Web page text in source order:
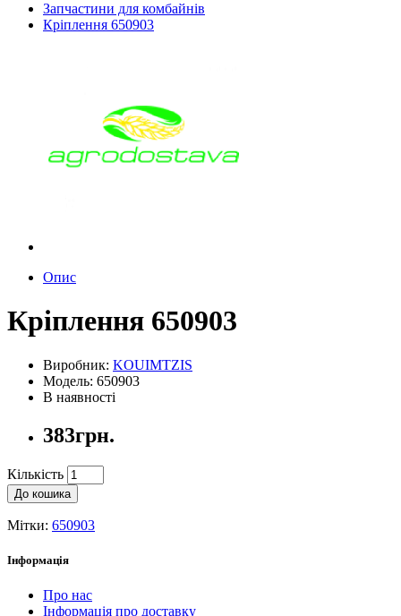
Запчастини для комбайнів
Кріплення 650903
Опис
Кріплення 650903
Виробник: KOUIMTZIS
Модель: 650903
В наявності
383грн.
Кількість
До кошика
Мітки: 650903
Інформація
Про нас
Інформація про доставку